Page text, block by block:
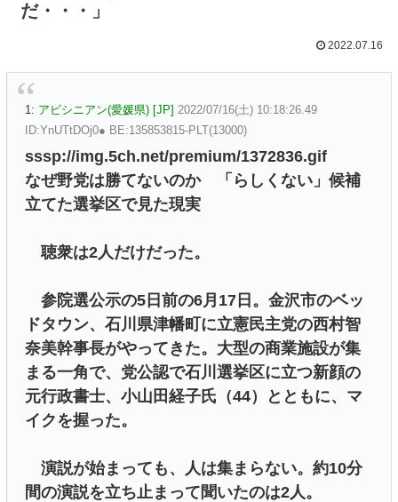
だ・・・」
2022.07.16
1: アビシニアン(愛媛県) [JP] 2022/07/16(土) 10:18:26.49
ID:YnUTtDOj0● BE:135853815-PLT(13000)
sssp://img.5ch.net/premium/1372836.gif
なぜ野党は勝てないのか 「らしくない」候補
立てた選挙区で見た現実
聴衆は2人だけだった。
参院選公示の5日前の6月17日。金沢市のベッ
ドタウン、石川県津幡町に立憲民主党の西村智
奈美幹事長がやってきた。大型の商業施設が集
まる一角で、党公認で石川選挙区に立つ新顔の
元行政書士、小山田経子氏（44）とともに、マ
イクを握った。
演説が始まっても、人は集まらない。約10分
間の演説を立ち止まって聞いたのは2人。